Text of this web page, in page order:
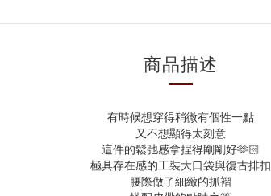
商品描述
有時候想穿得稍微有個性一點
又不想顯得太刻意
這件的鬆弛感拿捏得剛剛好🫶🏻
極具存在感的工裝大口袋與復古排扣
腰際做了細緻的抓褶